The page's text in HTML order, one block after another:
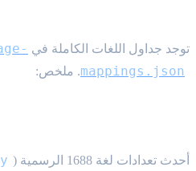
توجد جداول اللغات الكاملة في
mappings.json. ملخص:
أحدث تعدادات لغة 1688 الرسمية (